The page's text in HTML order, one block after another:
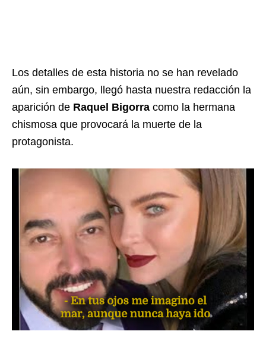
Los detalles de esta historia no se han revelado
aún, sin embargo, llegó hasta nuestra redacción la
aparición de Raquel Bigorra como la hermana
chismosa que provocará la muerte de la
protagonista.